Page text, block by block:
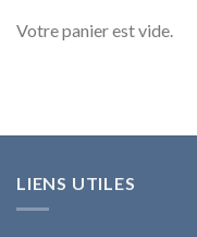
Votre panier est vide.
LIENS UTILES